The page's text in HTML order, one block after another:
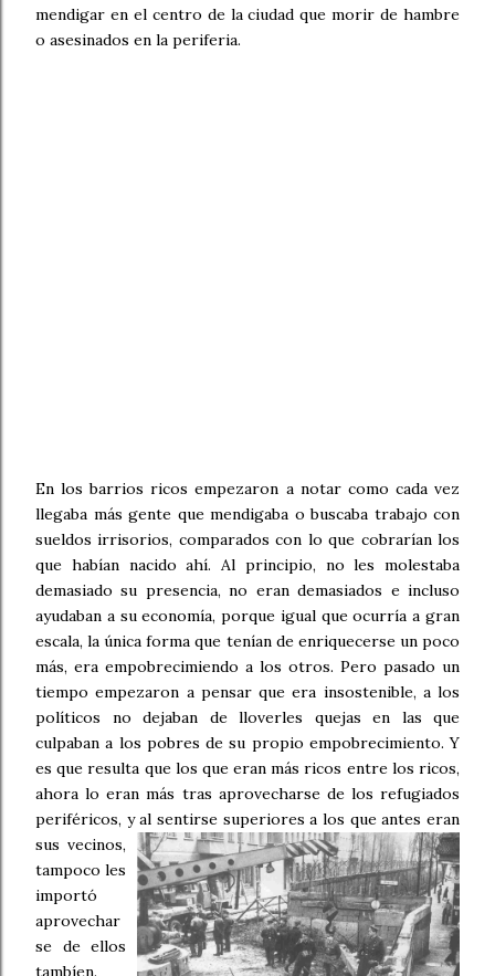
mendigar en el centro de la ciudad que morir de hambre
o asesinados en la periferia.
En los barrios ricos empezaron a notar como cada vez
llegaba más gente que mendigaba o buscaba trabajo con
sueldos irrisorios, comparados con lo que cobrarían los
que habían nacido ahí. Al principio, no les molestaba
demasiado su presencia, no eran demasiados e incluso
ayudaban a su economía, porque igual que ocurría a gran
escala, la única forma que tenían de enriquecerse un poco
más, era empobrecimiendo a los otros. Pero pasado un
tiempo empezaron a pensar que era insostenible, a los
políticos no dejaban de lloverles quejas en las que
culpaban a los pobres de su propio empobrecimiento. Y
es que resulta que los que eran más ricos entre los ricos,
ahora lo eran más tras aprovecharse de los refugiados
periféricos, y al sentirse superiores a los que antes eran
sus vecinos,
tampoco les
importó
aprovechar
se de ellos
tambíen.